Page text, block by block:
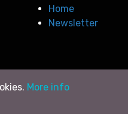
Home
Newsletter
More info